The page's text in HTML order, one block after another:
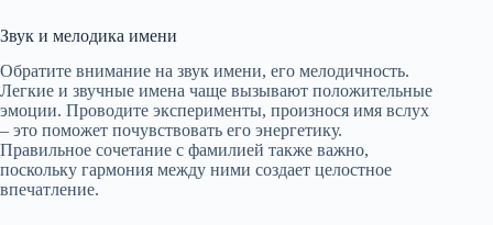
Звук и мелодика имени
Обратите внимание на звук имени, его мелодичность.
Легкие и звучные имена чаще вызывают положительные
эмоции. Проводите эксперименты, произнося имя вслух
– это поможет почувствовать его энергетику.
Правильное сочетание с фамилией также важно,
поскольку гармония между ними создает целостное
впечатление.